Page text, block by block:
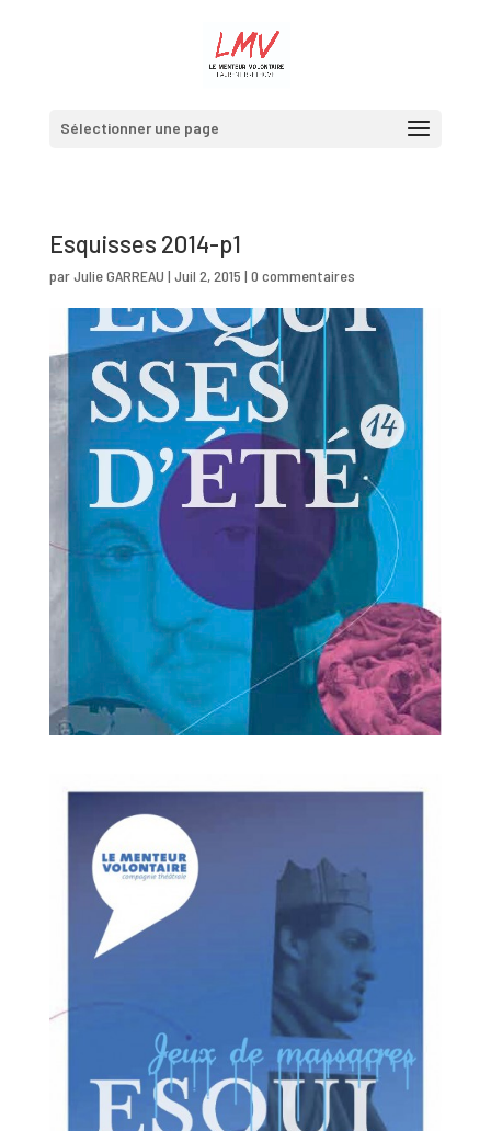
Sélectionner une page
Esquisses 2014-p1
parJulie GARREAU | Juil 2, 2015 | 0 commentaires